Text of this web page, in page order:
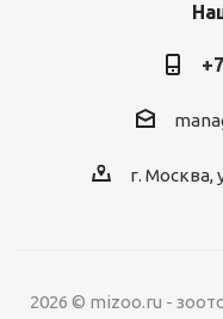
г. Москва,
2026 © mizoo.ru -